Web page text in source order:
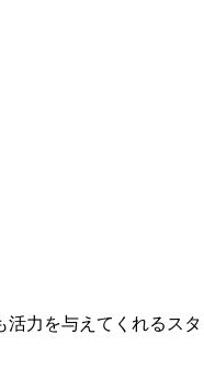
力を与えてくれるス